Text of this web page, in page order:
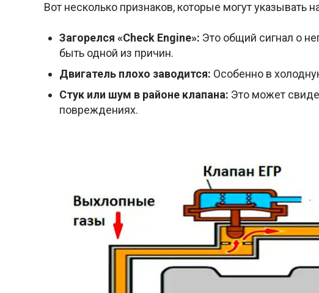
Вот несколько признаков, которые могут указывать
Загорелся «Check Engine»: Это общий сигнал о
быть одной из причин.
Двигатель плохо заводится: Особенно в
Стук или шум в районе клапана: Это может
повреждениях.